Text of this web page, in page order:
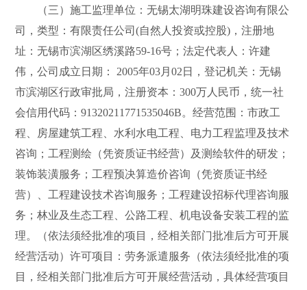
（三）施工监理单位：无锡太湖明珠建设咨询有限公
司，类型：有限责任公司(自然人投资或控股) ，注册地
址：无锡市滨湖区绣溪路59-16号；法定代表人：许建
伟 ，公司成立日期： 2005年03月02 日，登记机关：无锡
市滨湖区行政审批局，注册资本：300万人民币，统一社
会信用代码：91320211771535046B。经营范围：市政工
程、房屋建筑工程、水利水电工程、电力工程监理及技术
咨询；工程测绘（凭资质证书经营）及测绘软件的研发；
装饰装潢服务；工程预决算造价咨询（凭资质证书经
营）、工程建设技术咨询服务；工程建设招标代理咨询服
务；林业及生态工程、公路工程、机电设备安装工程的监
理。（依法须经批准的项目，经相关部门批准后方可开展
经营活动）许可项目：劳务派遣服务（依法须经批准的项
目，经相关部门批准后方可开展经营活动，具体经营项目